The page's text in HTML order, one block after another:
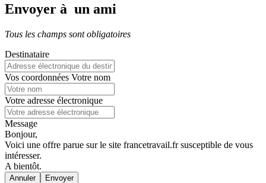
Envoyer à un ami
Tous les champs sont obligatoires
Destinataire
Vos coordonnées Votre nom
Votre adresse électronique
Message
Bonjour,
Voici une offre parue sur le site francetravail.fr susceptible de vous
intéresser.
A bientôt.
Annuler